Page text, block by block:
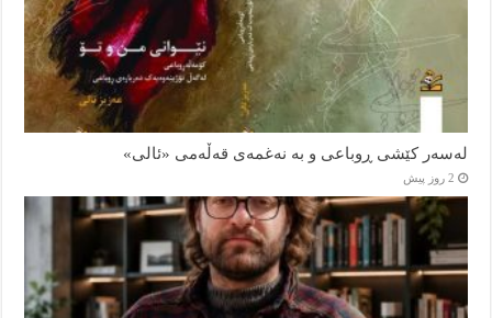
لەسەر کێشی ڕوباعی و به نەغمەی قەڵەمی «ئالی»
2 روز پیش